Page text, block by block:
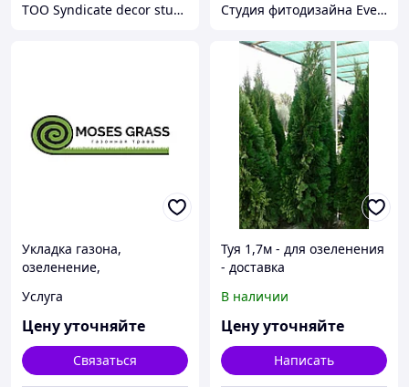
TOO Syndicate decor studio Студия фитодизайна EverGreen
Укладка газона,
озеленение,
поливная система
Услуга
Цену уточняйте
Связаться
Туя 1,7м - для озеленения
- доставка
В наличии
Цену уточняйте
Написать